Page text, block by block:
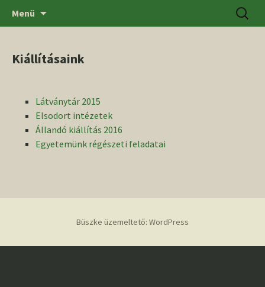
SZTE BTK Régészeti Tanszék
Menü
Kiállításaink
Látványtár 2015
Elsodort intézetek
Állandó kiállítás 2016
Egyetemünk régészeti feladatai
Büszke üzemeltető: WordPress